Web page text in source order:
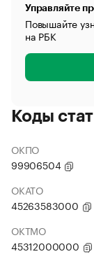
Управляйте
Повышайте
на РБК
Коды
ОКПО
99906504
ОКАТО
45263583000
ОКТМО
45312000000